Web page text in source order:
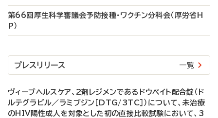
第66回厚生科学審議会予防接種・ワクチン分科会（厚労省H
P）
プレスリリース 一覧
ヴィーブヘルスケア、2剤レジメンであるドウベイト配合錠（ド
ルテグラビル／ラミブジン［DTG/3TC］）について、未治療
のHIV陽性成人を対象とした初の直接比較試験において、3